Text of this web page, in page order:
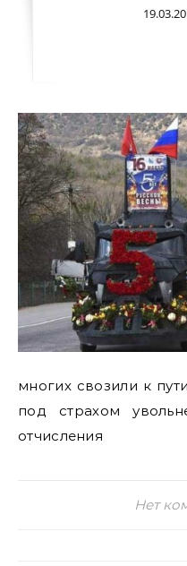
многих свозили к
под страхом
отчисления
Нет